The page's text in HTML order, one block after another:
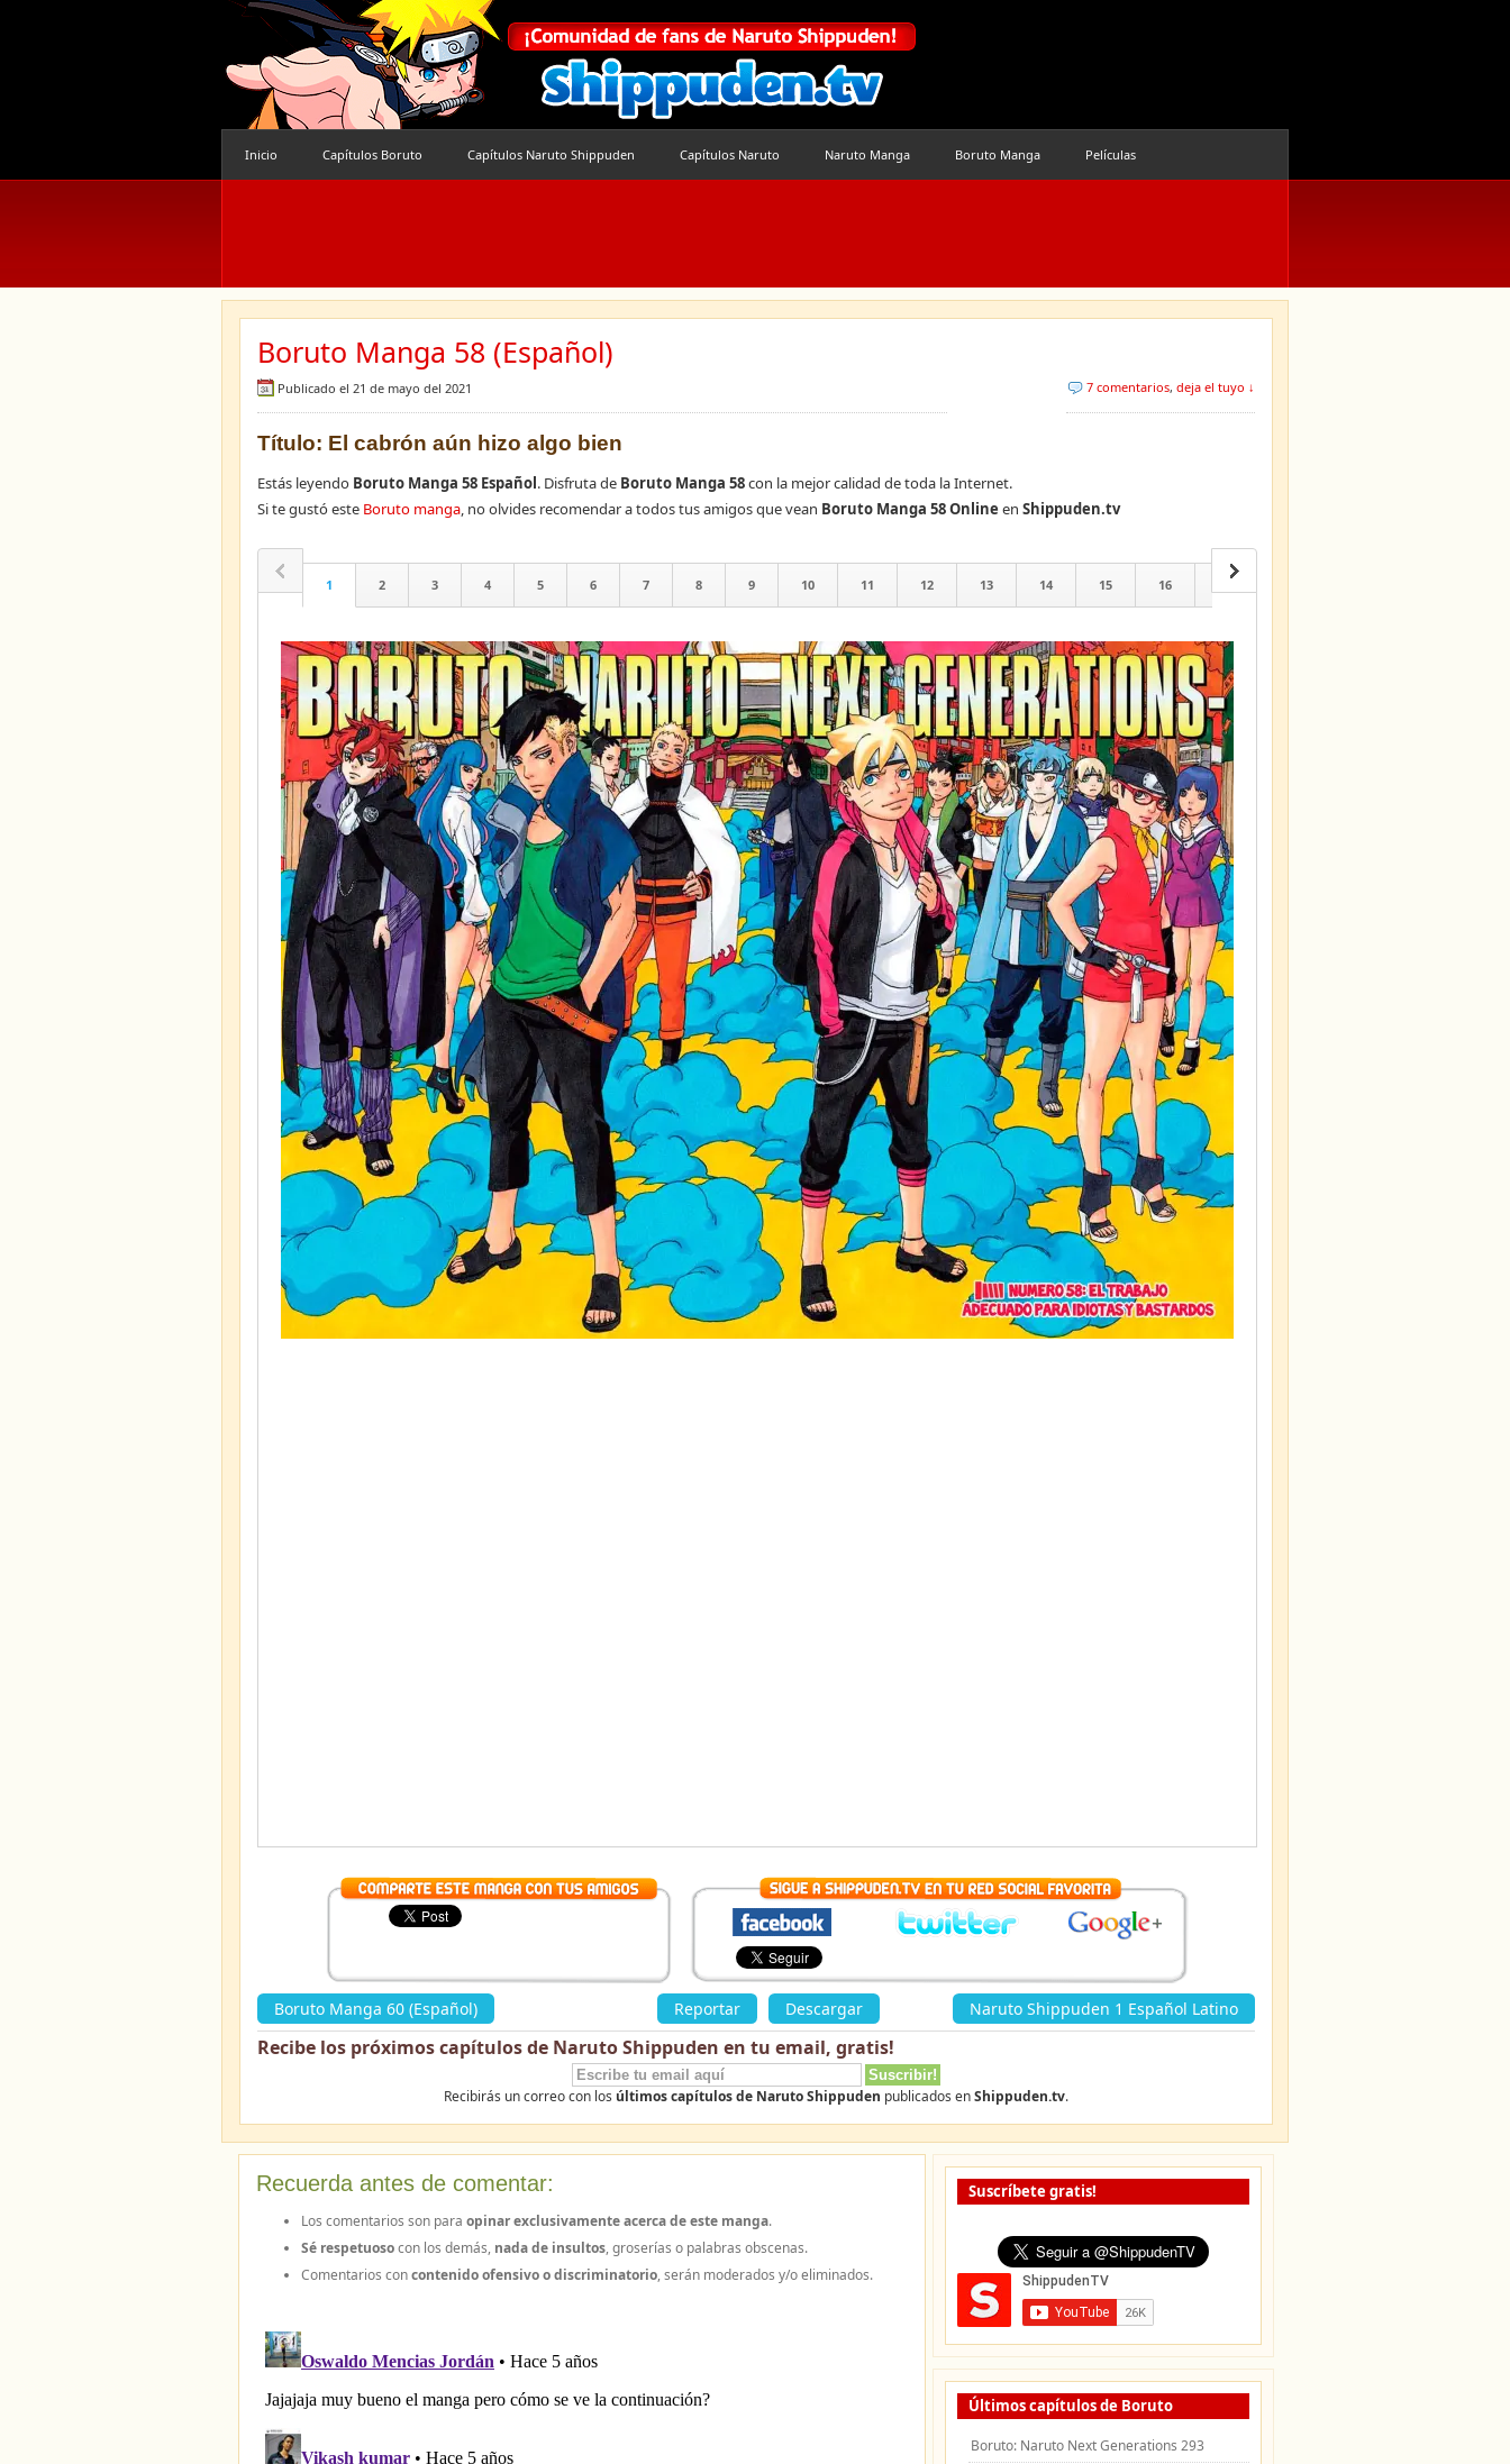
Inicio Capítulos Boruto Capítulos Naruto Shippuden Capítulos Naruto Naruto Manga Boruto Manga Películas
Boruto Manga 58 (Español)
Publicado el 21 de mayo del 2021 7 comentarios, deja el tuyo ↓
Título: El cabrón aún hizo algo bien
Estás leyendo Boruto Manga 58 Español. Disfruta de Boruto Manga 58con la mejor calidad de toda la Internet.
Si te gustó este Boruto manga, no olvides recomendar a todos tus amigos que vean Boruto Manga 58 Online en Shippuden.tv
1 2 3 4 5 6 7 8 9 10 11 12 13 14 15 16
Boruto Manga 60 (Español) Reportar Descargar Naruto Shippuden 1 Español Latino
Recibe los próximos capítulos de Naruto Shippuden en tu email, gratis!
Recibirás un correo con los últimos capítulos de Naruto Shippuden publicados enShippuden.tv.
Recuerda antes de comentar:
Los comentarios son para opinar exclusivamente acerca de este manga.
Sé respetuosocon los demás, nada de insultos, groserías o palabras obscenas.
Comentarios concontenido ofensivo o discriminatorio, serán moderados y/o eliminados.
Suscríbete gratis!
Últimos capítulos de Boruto
Boruto: Naruto Next Generations 293